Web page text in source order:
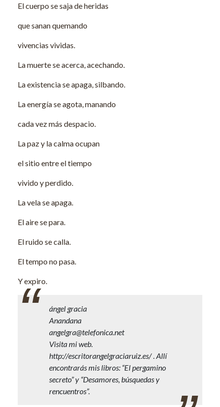
El cuerpo se saja de heridas
que sanan quemando
vivencias vividas.
La muerte se acerca, acechando.
La existencia se apaga, silbando.
La energía se agota, manando
cada vez más despacio.
La paz y la calma ocupan
el sitio entre el tiempo
vivido y perdido.
La vela se apaga.
El aire se para.
El ruido se calla.
El tempo no pasa.
Y expiro.
ángel gracia
Anandana
angelgra@telefonica.net
Visita mi web.
http://escritorangelgraciaruiz.es/ . Allí
encontrarás mis libros: “El pergamino
secreto” y “Desamores, búsquedas y
rencuentros”.